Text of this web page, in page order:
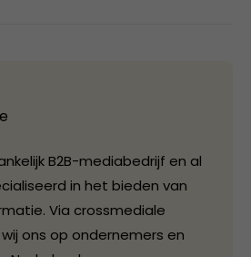
B2B-mediabedrijf en al
in het bieden van
Via crossmediale
ons op ondernemers en